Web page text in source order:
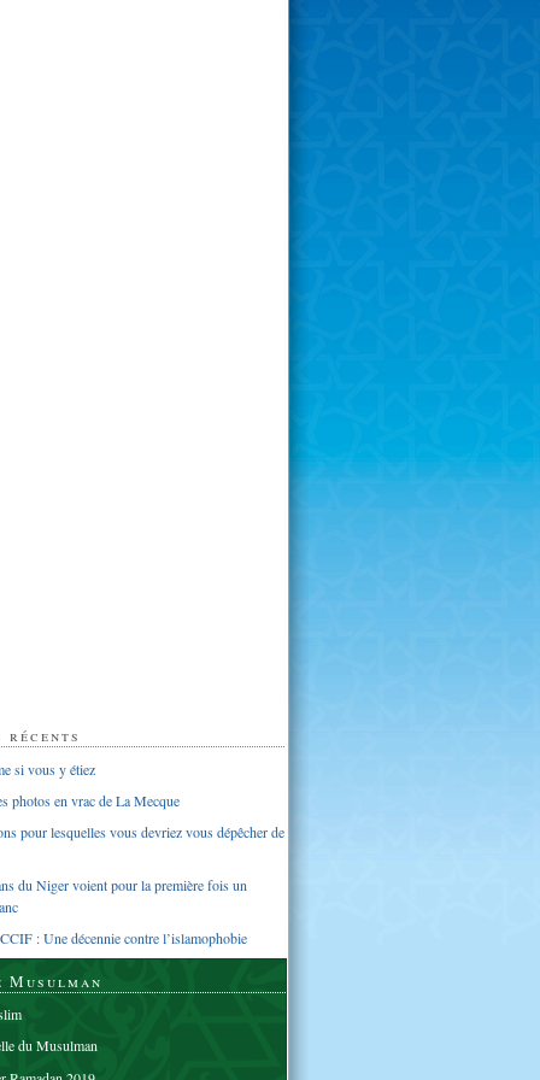
si vous y étiez
photos en vrac de La Mecque
pour lesquelles vous devriez vous dépêcher de
du Niger voient pour la première fois un
: Une décennie contre l’islamophobie
Musulman
du Musulman